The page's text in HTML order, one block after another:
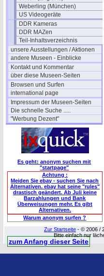
Weberling (München)
US Videogeräte
DDR Kameras
DDR MAZen
Teil-Inhaltsverzeichnis
unsere Ausstellungen / Aktionen
andere Museen - Einblicke
Kontakt und Kommentar
über diese Museen-Seiten
Browsen und Surfen
international page
Impressum der Museen-Seiten
Die schnelle Suche .....
"Werbung Dezent"
Es geht: anonym suchen mit
"startpage"
Achtung :
Meiden Sie ebay - suchen Sie nach
Alternativen. ebay hat seine "rules"
drastisch geändert. Ab Juli keine
Barzahlungen und Bank
Überweisungen mehr. Es gibt
Alternativen.
Warum anonym surfen ?
Zur Startseite - © 2006 /
Bitte einfach nur
zum Anfang dieser Seite